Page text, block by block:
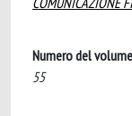
Numero del volume
55